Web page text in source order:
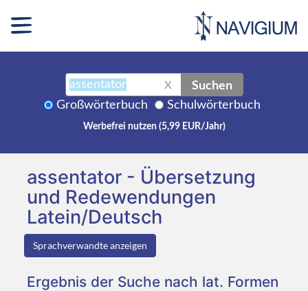
X Suchen
Großwörterbuch Schulwörterbuch
Werbefrei nutzen (5,99 EUR/Jahr)
assentator - Übersetzung
und Redewendungen
Latein/Deutsch
Sprachverwandte anzeigen
Ergebnis der Suche nach lat. Formen